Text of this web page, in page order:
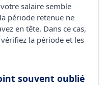
salaire semble
période retenue ne
en tête. Dans ce cas,
la période et les
souvent oublié